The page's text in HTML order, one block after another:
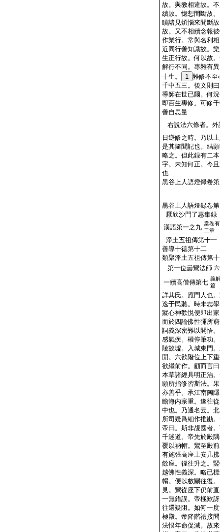
故。與教相違故。
續故。憶想間斷故
瞋諸見煩惱來間斷
故。又不相續念報
作業行。常與名利
近同行善知識故。
生正行故。何以故
解行不同。專雜有
十生。
1 雜修不至
千中五三。後文則
導師在世已爾。何
即百生專修。可修
善自思量
右説法六條者。外
日逆修之時。乃以
是其隨聞記也。結
略之。但此録有二
字。未知何正。今
也
黒谷上人語燈録卷
黒谷上人語燈録卷
厭欣沙門了惠集録
漢語第一之九 當卷有
二章
淨土五祖傳第十一
善導十徳第十二
類聚淨土五祖傳第
第一位曇鸞法師
一續高僧傳第七 義
篇
詳其氏。雁門人也
逸于民聽。時未志
蹤心神歡悦便即出
而於四論佛性彌所
詞義深密難以開悟
感氣疾。權停筆功
陵故墟。入城東門
開。六欲階位上下
欲繼前作。顧而言
本草諸經具明正治
願所指修習斯法。
亦善乎。承江南陶
瞻海内宗重。遂往
中也。乃通名云。
所司疑爲細作推勘
帝曰。斯非覘國者
千迷道。帝先於殿
覆以衲帽。鸞至殿
有施張高座上安几
餘座。徑往升之。
越佛性義深。略已
㡌。便以數關往復
見。鸞從座下仍前
一無錯誤。帝極歎
往還疑阻。如何一
極殿。帝降階禮接
法恨年命促減。故